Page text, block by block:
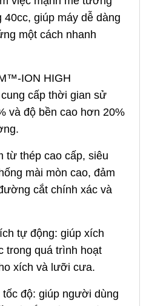
giúp máy dễ dàng
một cách nhanh
ION HIGH
cấp thời gian sử
và độ bền cao hơn 20%
thép cao cấp, siêu
mài mòn cao, đảm
cắt chính xác và
tự động: giúp xích
trong quá trình hoạt
xích và lưỡi cưa.
độ: giúp người dùng